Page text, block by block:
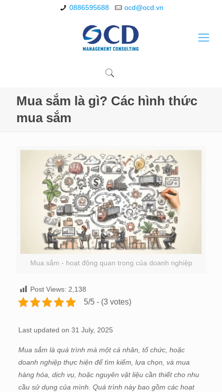
0886595688 ocd@ocd.vn
Mua sắm là gì? Các hình thức
mua sắm
Mua sắm - hoạt động quan trọng của doanh nghiệp
Post Views: 2,138
5/5 - (3 votes)
Last updated on 31 July, 2025
Mua sắm là quá trình mà một cá nhân, tổ chức, hoặc
doanh nghiệp thực hiện để tìm kiếm, lựa chọn, và mua
hàng hóa, dịch vụ, hoặc nguyên vật liệu cần thiết cho nhu
cầu sử dụng của mình. Quá trình này bao gồm các hoạt